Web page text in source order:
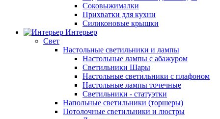
Соковыжималки
Прихватки для кухни
Силиконовые крышки
Интерьер
Свет
Настольные светильники и лампы
Настольные лампы с абажуром
Светильники Шары
Настольные светильники с плафоном
Настольные лампы точечные
Светильники - статуэтки
Напольные светильники (торшеры)
Потолочные светильники и люстры